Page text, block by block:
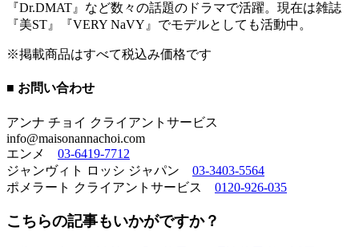
『Dr.DMAT』など数々の話題のドラマで活躍。現在は雑誌
『美ST』『VERY NaVY』でモデルとしても活動中。
※掲載商品はすべて税込み価格です
■ お問い合わせ
アンナ チョイ クライアントサービス
info@maisonannachoi.com
エンメ 03-6419-7712
ジャンヴィト ロッシ ジャパン 03-3403-5564
ポメラート クライアントサービス 0120-926-035
こちらの記事もいかがですか？